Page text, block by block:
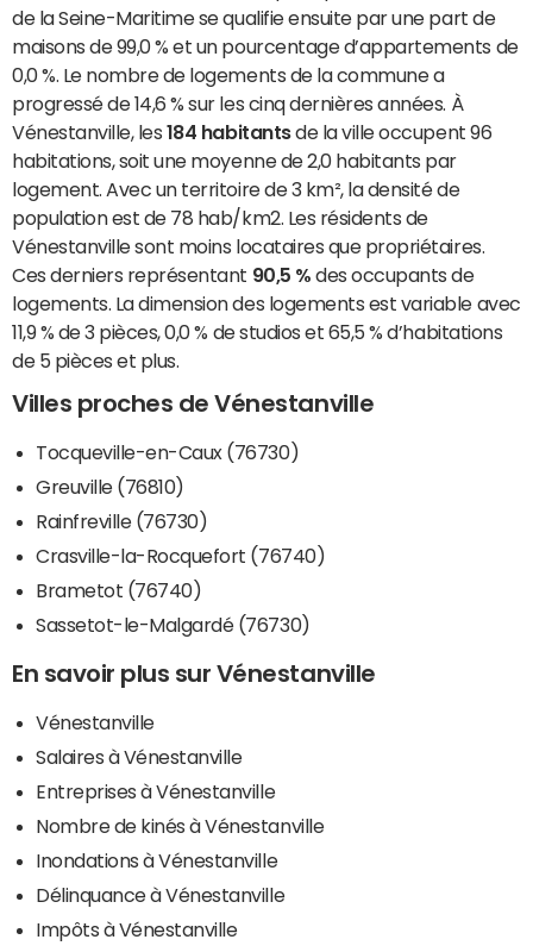
de la Seine-Maritime se qualifie ensuite par une part de
maisons de 99,0 % et un pourcentage d’appartements de
0,0 %. Le nombre de logements de la commune a
progressé de 14,6 % sur les cinq dernières années. À
Vénestanville, les 184 habitantsde la ville occupent 96
habitations, soit une moyenne de 2,0 habitants par
logement. Avec un territoire de 3 km², la densité de
population est de 78 hab/km2. Les résidents de
Vénestanville sont moins locataires que propriétaires.
Ces derniers représentant 90,5 % des occupants de
logements. La dimension des logements est variable avec
11,9 % de 3 pièces, 0,0 % de studios et 65,5 % d’habitations
de 5 pièces et plus.
Villes proches de Vénestanville
Tocqueville-en-Caux (76730)
Greuville (76810)
Rainfreville (76730)
Crasville-la-Rocquefort (76740)
Brametot (76740)
Sassetot-le-Malgardé (76730)
En savoir plus sur Vénestanville
Vénestanville
Salaires à Vénestanville
Entreprises à Vénestanville
Nombre de kinés à Vénestanville
Inondations à Vénestanville
Délinquance à Vénestanville
Impôts à Vénestanville